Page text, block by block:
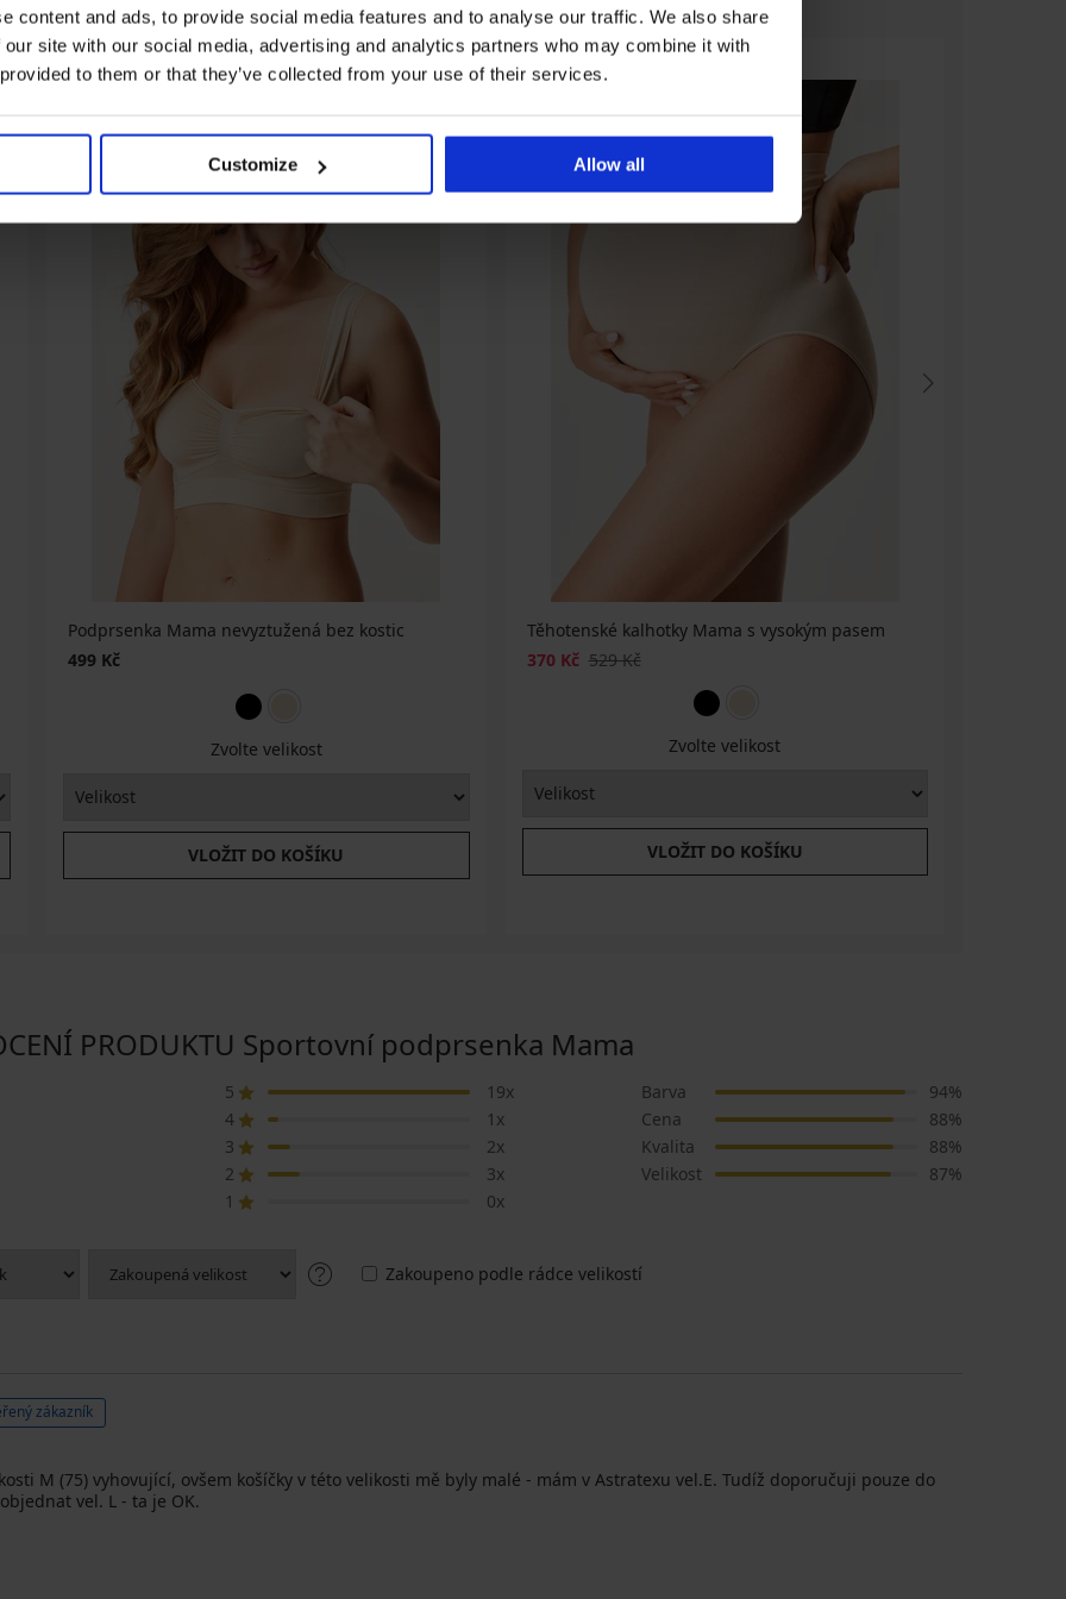
content and ads, to provide social media features and to analyse our traffic. We also share
site with our social media, advertising and analytics partners who may combine it with
to them or that they’ve collected from your use of their services.
Customize Allow all
Podprsenka Mama nevyztužená bez kostic
499 Kč
Zvolte velikost
VLOŽIT DO KOŠÍKU
Těhotenské kalhotky Mama s vysokým pasem
370 Kč 529 Kč
Zvolte velikost
VLOŽIT DO KOŠÍKU
PRODUKTU Sportovní podprsenka Mama
5
19x
4
1x
3
2x
2
3x
1
0x
Barva
94%
Cena
88%
Kvalita
88%
Velikost
87%
Zakoupeno podle rádce velikostí
zákazník
M (75) vyhovující, ovšem košíčky v této velikosti mě byly malé - mám v Astratexu vel.E. Tudíž doporučuji pouze do
vel. L - ta je OK.